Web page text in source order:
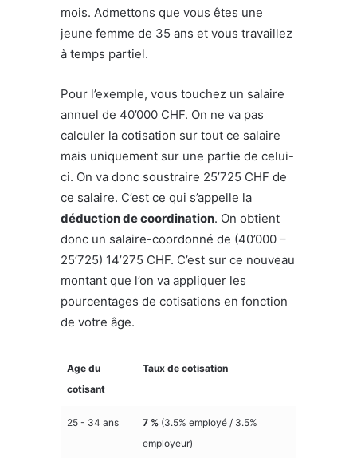
mois. Admettons que vous êtes une
jeune femme de 35 ans et vous travaillez
à temps partiel.
Pour l’exemple, vous touchez un salaire
annuel de 40’000 CHF. On ne va pas
calculer la cotisation sur tout ce salaire
mais uniquement sur une partie de celui-
ci. On va donc soustraire 25’725 CHF de
ce salaire. C’est ce qui s’appelle la
déduction de coordination. On obtient
donc un salaire-coordonné de (40’000 –
25’725) 14’275 CHF. C’est sur ce nouveau
montant que l’on va appliquer les
pourcentages de cotisations en fonction
de votre âge.
Age du
cotisant
Taux de cotisation
25 - 34 ans 7 % (3.5% employé / 3.5%
employeur)